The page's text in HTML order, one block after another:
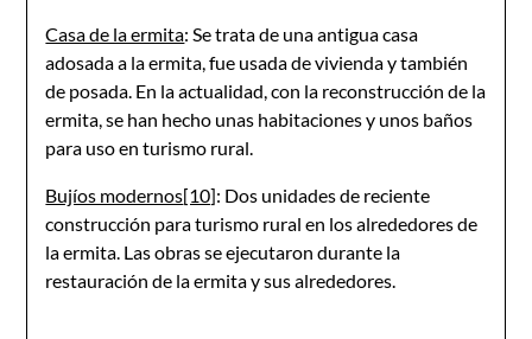
Casa de la ermita: Se trata de una antigua casa
adosada a la ermita, fue usada de vivienda y también
de posada. En la actualidad, con la reconstrucción de la
ermita, se han hecho unas habitaciones y unos baños
para uso en turismo rural.
Bujíos modernos[10]: Dos unidades de reciente
construcción para turismo rural en los alrededores de
la ermita. Las obras se ejecutaron durante la
restauración de la ermita y sus alrededores.